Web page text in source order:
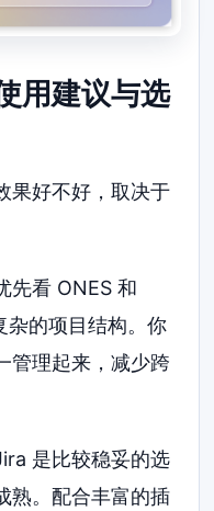
用建议与选
果好不好，取决于
先看 ONES 和
杂的项目结构。你
管理起来，减少跨
是比较稳妥的选
熟。配合丰富的插